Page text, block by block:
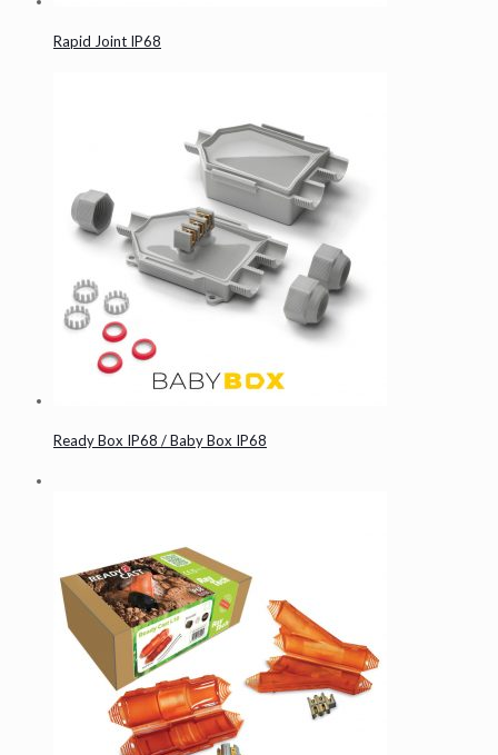
Rapid Joint IP68
Ready Box IP68 / Baby Box IP68